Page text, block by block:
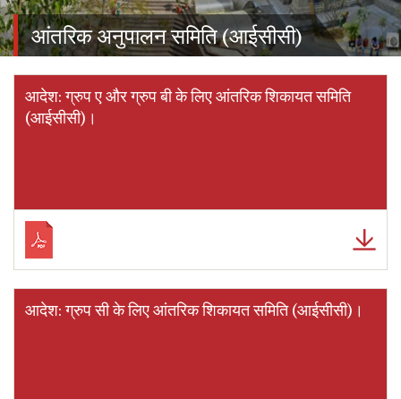
आंतरिक अनुपालन समिति (आईसीसी)
आदेश: ग्रुप ए और ग्रुप बी के लिए आंतरिक शिकायत समिति
(आईसीसी)।
आदेश: ग्रुप सी के लिए आंतरिक शिकायत समिति (आईसीसी)।